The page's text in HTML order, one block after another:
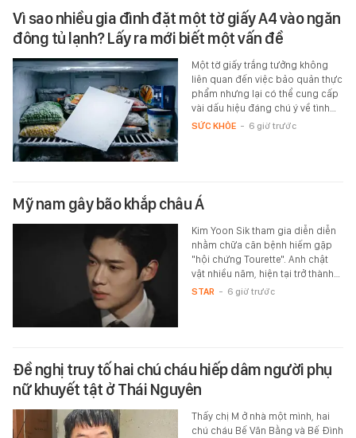
Vì sao nhiều gia đình đặt một tờ giấy A4 vào ngăn
đông tủ lạnh? Lấy ra mới biết một vấn đề
Một tờ giấy trắng tưởng không
liên quan đến việc bảo quản thực
phẩm nhưng lại có thể cung cấp
vài dấu hiệu đáng chú ý về tình…
SỨC KHỎE - 6 giờ trước
Mỹ nam gây bão khắp châu Á
Kim Yoon Sik tham gia diễn diễn
nhằm chữa căn bệnh hiếm gặp
"hội chứng Tourette". Anh chật
vật nhiều năm, hiện tại trở thành…
STAR - 6 giờ trước
Đề nghị truy tố hai chú cháu hiếp dâm người phụ
nữ khuyết tật ở Thái Nguyên
Thấy chị M ở nhà một mình, hai
chú cháu Bế Văn Bằng và Bế Đình